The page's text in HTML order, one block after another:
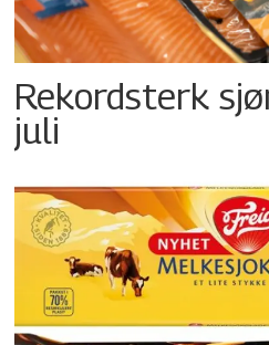
Rekordsterk
juli